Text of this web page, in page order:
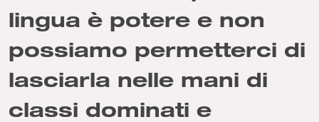
lingua è potere e non
possiamo permetterci di
lasciarla nelle mani di
classi dominati e